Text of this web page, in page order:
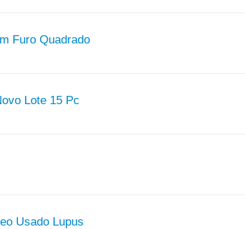
Furo Quadrado
Lote 15 Pc
Usado Lupus